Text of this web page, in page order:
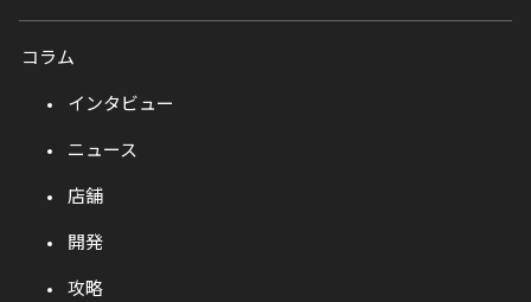
コラム
インタビュー
ニュース
店舗
開発
攻略